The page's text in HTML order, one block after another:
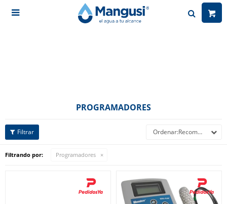

PROGRAMADORES
Recomendados
Filtrando por: Programadores